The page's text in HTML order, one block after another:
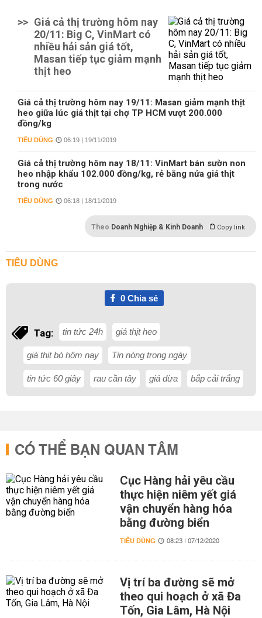
>> Giá cả thị trường hôm nay
20/11: Big C, VinMart có
nhiều hải sản giá tốt,
Masan tiếp tục giảm mạnh
thịt heo
Giá cả thị trường hôm nay 19/11: Masan giảm mạnh thịt
heo giữa lúc giá thịt tại chợ TP HCM vượt 200.000
đồng/kg
TIÊU DÙNG 06:19 | 19/11/2019
Giá cả thị trường hôm nay 18/11: VinMart bán sườn non
heo nhập khẩu 102.000 đồng/kg, rẻ bằng nửa giá thịt
trong nước
TIÊU DÙNG 06:18 | 18/11/2019
Theo Doanh Nghiệp & Kinh Doanh Copy link
TIÊU DÙNG
0Chia sẻ
Tag: tin tức 24h giá thịt heo
giá thịt bò hôm nay Tin nóng trong ngày
tin tức 60 giây rau cần tây giá dừa bắp cải trắng
CÓ THỂ BẠN QUAN TÂM
Cục Hàng hải yêu cầu
thực hiện niêm yết giá
vận chuyển hàng hóa
bằng đường biển
TIÊU DÙNG 08:23 | 07/12/2020
Vị trí ba đường sẽ mở
theo qui hoạch ở xã Đa
Tốn, Gia Lâm, Hà Nội